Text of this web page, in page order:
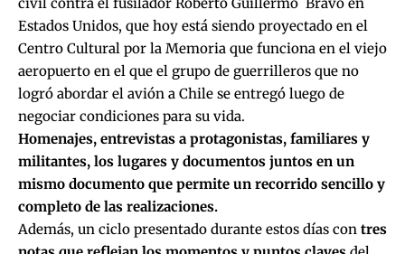
Estados Unidos, que hoy está siendo proyectado en el
Centro Cultural por la Memoria que funciona en el viejo
aeropuerto en el que el grupo de guerrilleros que no
logró abordar el avión a Chile se entregó luego de
negociar condiciones para su vida.
Homenajes, entrevistas a protagonistas, familiares y
militantes, los lugares y documentos juntos en un
mismo documento que permite un recorrido sencillo y
completo de las realizaciones.
Además, un ciclo presentado durante estos días con tres